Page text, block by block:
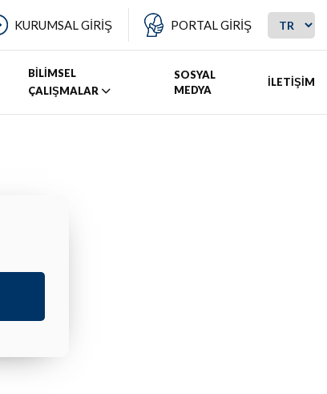
KURUMSAL GİRİŞ PORTAL GİRİŞ
BİLİMSEL
ÇALIŞMALAR
SOSYAL
MEDYA
İLETİŞİM